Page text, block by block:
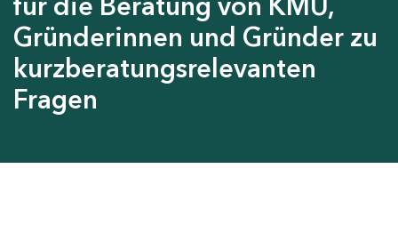
Gründerinnen und Gründer zu
kurzberatungsrelevanten
Fragen